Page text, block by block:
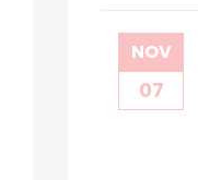
NOV
07